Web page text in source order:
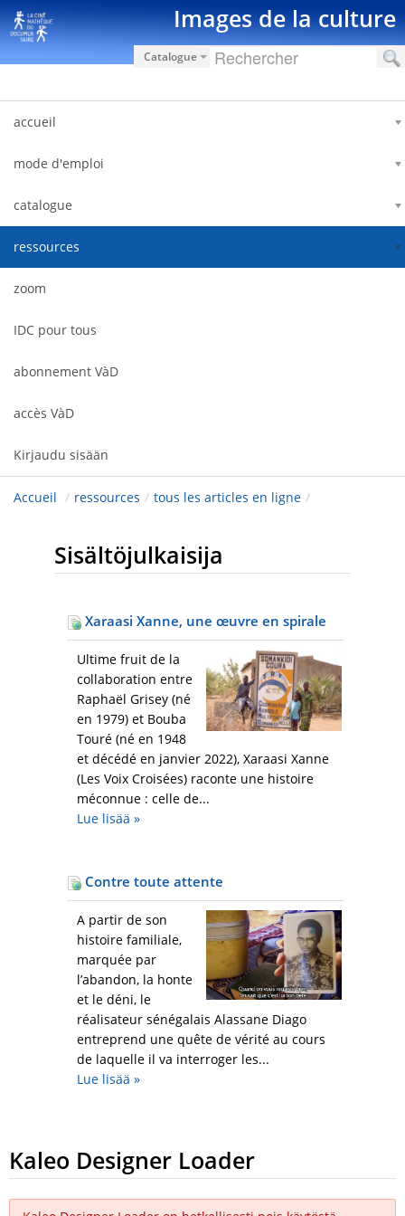
Hyppää sisältöön Images de la culture
Catalogue
accueil
mode d'emploi
catalogue
ressources
zoom
IDC pour tous
abonnement VàD
accès VàD
Kirjaudu sisään
Accueil / ressources / tous les articles en ligne /
Sisältöjulkaisija
Xaraasi Xanne, une œuvre en spirale
Ultime fruit de la
collaboration entre
Raphaël Grisey (né
en 1979) et Bouba
Touré (né en 1948
et décédé en janvier 2022), Xaraasi Xanne
(Les Voix Croisées) raconte une histoire
méconnue : celle de...
Lue lisää »
Contre toute attente
A partir de son
histoire familiale,
marquée par
l’abandon, la honte
et le déni, le
réalisateur sénégalais Alassane Diago
entreprend une quête de vérité au cours
de laquelle il va interroger les...
Lue lisää »
Kaleo Designer Loader